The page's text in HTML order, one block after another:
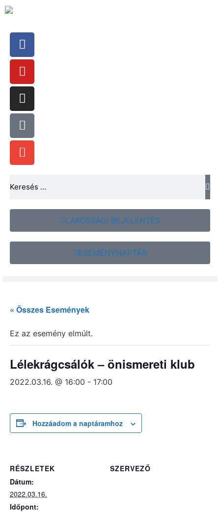
LAKOSSÁGI BEJELENTÉS
ESEMÉNYNAPTÁR
« Összes Események
Ez az esemény elmúlt.
Lélekrágcsálók – önismereti klub
2022.03.16. @ 16:00 - 17:00
Hozzáadom a naptáramhoz
RÉSZLETEK
Dátum:
2022.03.16.
Időpont:
SZERVEZŐ